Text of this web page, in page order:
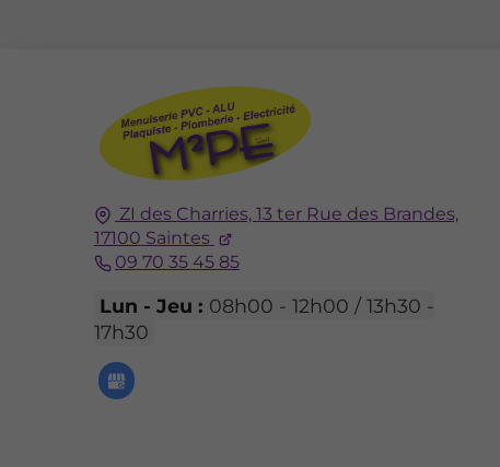
ZI des Charries, 13 ter Rue des Brandes,
17100 Saintes
09 70 35 45 85
Lun - Jeu : 08h00 - 12h00 / 13h30 -
17h30